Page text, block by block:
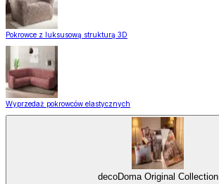
Pokrowce z luksusową strukturą 3D
Wyprzedaż pokrowców elastycznych
decoDoma Original Collection